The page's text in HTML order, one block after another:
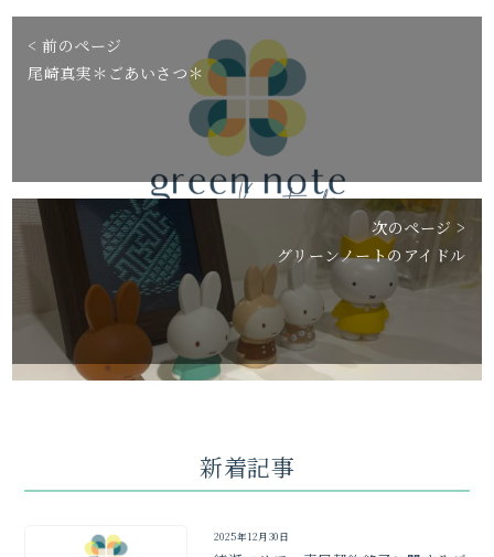
< 前のページ
尾崎真実＊ごあいさつ＊
次のページ >
グリーンノートのアイドル
新着記事
2025年12月30日